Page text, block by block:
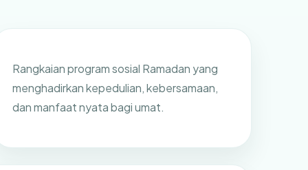
Rangkaian program sosial Ramadan yang
menghadirkan kepedulian, kebersamaan,
dan manfaat nyata bagi umat.